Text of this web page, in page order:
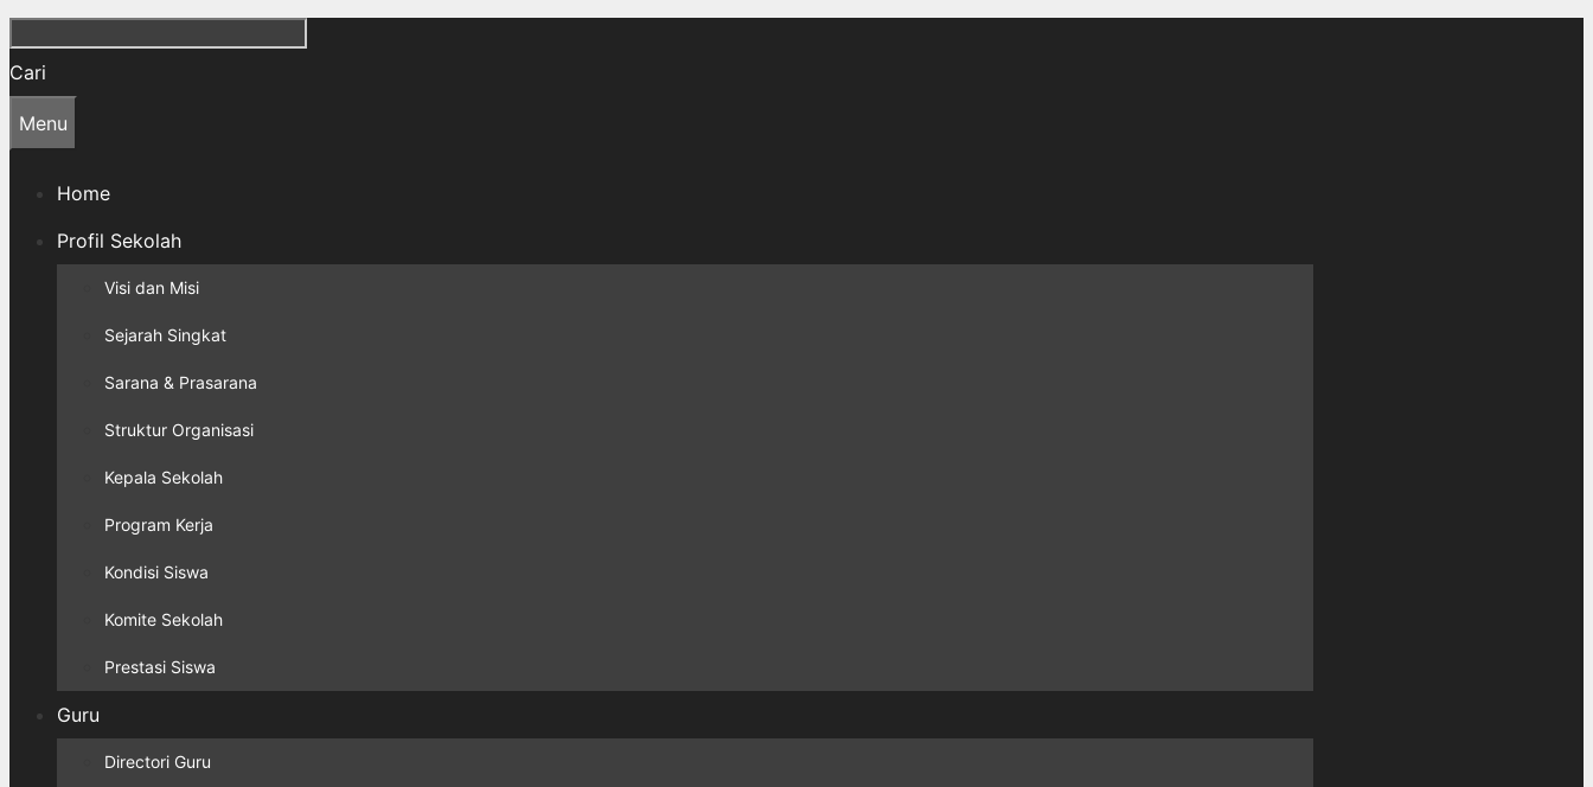
Cari
Menu
Home
Profil Sekolah
Visi dan Misi
Sejarah Singkat
Sarana & Prasarana
Struktur Organisasi
Kepala Sekolah
Program Kerja
Kondisi Siswa
Komite Sekolah
Prestasi Siswa
Guru
Directori Guru